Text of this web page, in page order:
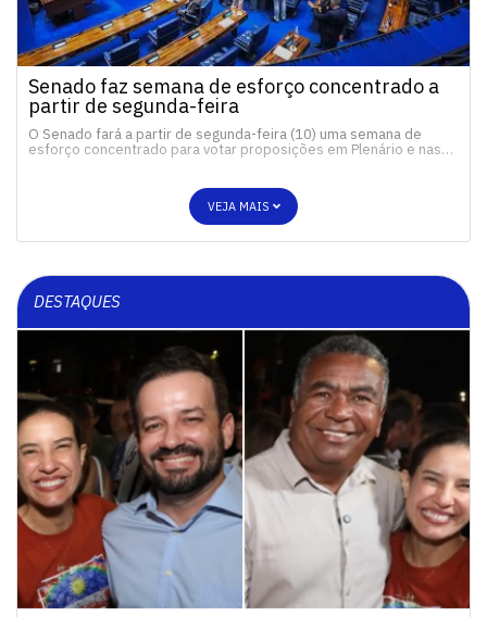
Senado faz semana de esforço concentrado a
partir de segunda-feira
O Senado fará a partir de segunda-feira (10) uma semana de
esforço concentrado para votar proposições em Plenário e nas…
VEJA MAIS
DESTAQUES